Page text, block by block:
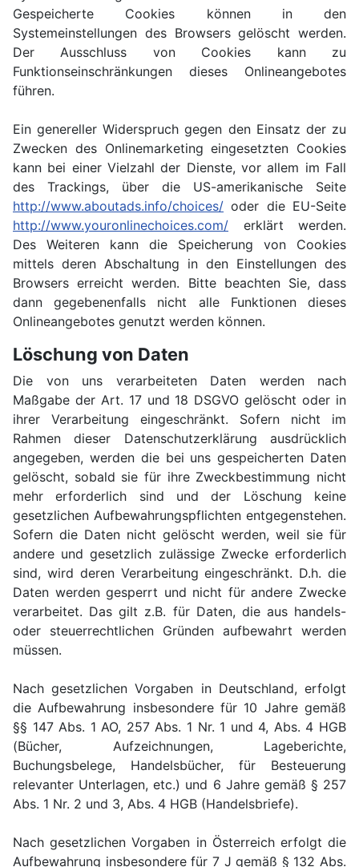
Gespeicherte Cookies können in den
Systemeinstellungen des Browsers gelöscht werden.
Der Ausschluss von Cookies kann zu
Funktionseinschränkungen dieses Onlineangebotes
führen.
Ein genereller Widerspruch gegen den Einsatz der zu
Zwecken des Onlinemarketing eingesetzten Cookies
kann bei einer Vielzahl der Dienste, vor allem im Fall
des Trackings, über die US-amerikanische Seite
http://www.aboutads.info/choices/ oder die EU-Seite
http://www.youronlinechoices.com/ erklärt werden.
Des Weiteren kann die Speicherung von Cookies
mittels deren Abschaltung in den Einstellungen des
Browsers erreicht werden. Bitte beachten Sie, dass
dann gegebenenfalls nicht alle Funktionen dieses
Onlineangebotes genutzt werden können.
Löschung von Daten
Die von uns verarbeiteten Daten werden nach
Maßgabe der Art. 17 und 18 DSGVO gelöscht oder in
ihrer Verarbeitung eingeschränkt. Sofern nicht im
Rahmen dieser Datenschutzerklärung ausdrücklich
angegeben, werden die bei uns gespeicherten Daten
gelöscht, sobald sie für ihre Zweckbestimmung nicht
mehr erforderlich sind und der Löschung keine
gesetzlichen Aufbewahrungspflichten entgegenstehen.
Sofern die Daten nicht gelöscht werden, weil sie für
andere und gesetzlich zulässige Zwecke erforderlich
sind, wird deren Verarbeitung eingeschränkt. D.h. die
Daten werden gesperrt und nicht für andere Zwecke
verarbeitet. Das gilt z.B. für Daten, die aus handels-
oder steuerrechtlichen Gründen aufbewahrt werden
müssen.
Nach gesetzlichen Vorgaben in Deutschland, erfolgt
die Aufbewahrung insbesondere für 10 Jahre gemäß
§§ 147 Abs. 1 AO, 257 Abs. 1 Nr. 1 und 4, Abs. 4 HGB
(Bücher, Aufzeichnungen, Lageberichte,
Buchungsbelege, Handelsbücher, für Besteuerung
relevanter Unterlagen, etc.) und 6 Jahre gemäß § 257
Abs. 1 Nr. 2 und 3, Abs. 4 HGB (Handelsbriefe).
Nach gesetzlichen Vorgaben in Österreich erfolgt die
Aufbewahrung insbesondere für 7 J gemäß § 132 Abs.